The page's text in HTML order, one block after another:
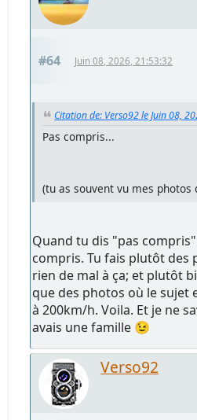
#64 Juin 08, 2026, 21:53:32
Citation de: Verso92 le Juin 08,
Pas compris...
(tu as souvent vu mes photos
Quand tu dis "pas
compris. Tu fais plutôt des
rien de mal à ça; et plutôt
que des photos où le sujet
à 200km/h. Voila. Et je ne
avais une famille 😉
Verso92